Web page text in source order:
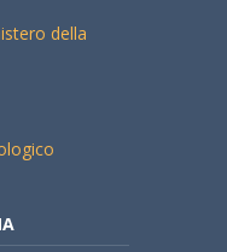
della